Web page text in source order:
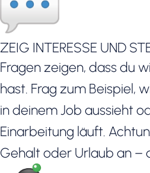
ZEIG INTERESSE UND
Fragen zeigen, dass du
hast. Frag zum Beispiel,
in deinem Job aussieht
Einarbeitung läuft.
Gehalt oder Urlaub an –